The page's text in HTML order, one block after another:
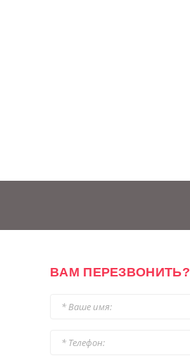
ВАМ ПЕРЕЗВОНИТЬ?